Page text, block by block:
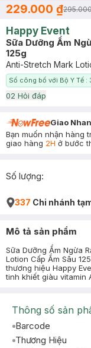
229.000 ₫
Happy Event
Sữa Dưỡng Ẩm
125g
Anti-Stretch Mark
Số công bố với Bộ Y Tế :
02 Hỏi đáp
Giao
Bạn muốn nhận hàng
giao hàng 2H ở bước
Số lượng:
337 Chi nhánh
Mô tả sản phẩm
Sữa Dưỡng Ẩm Ngừa
Lotion Cấp Ẩm Sâu
thương hiệu Happy
tinh khiết giàu vitamin
Thông số sản
Barcode
Thương Hiệu